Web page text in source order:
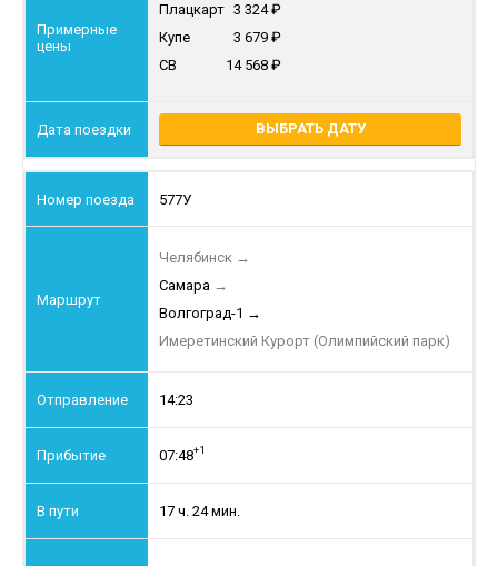
Плацкарт 3 324
Купе
3 679
СВ
14 568
ВЫБРАТЬ ДАТУ
577У
Челябинск →
Самара →
Волгоград-1 →
Имеретинский Курорт (Олимпийский парк)
14:23
07:48+1
17 ч. 24 мин.